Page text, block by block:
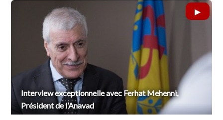
Interview exceptionnelle avec Ferhat Mehenni,
Président de l’Anavad